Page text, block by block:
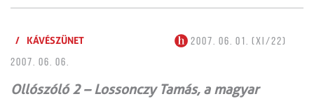
/ KÁVÉSZÜNET
2007. 06. 01. (XI/22)
2007. 06. 06.
Ollószóló 2 – Lossonczy Tamás, a magyar